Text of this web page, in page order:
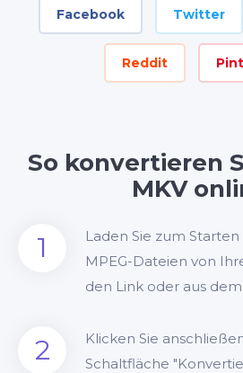
Facebook Twitter
Reddit
So konvertieren
MKV
1
Laden Sie zum
MPEG-Dateien von
den Link oder aus
2
Klicken Sie
Schaltfläche